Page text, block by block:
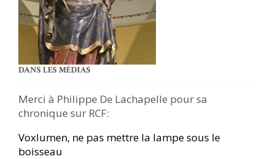
DANS LES MÉDIAS
Merci à Philippe De Lachapelle pour sa
chronique sur RCF:
Voxlumen, ne pas mettre la lampe sous le
boisseau